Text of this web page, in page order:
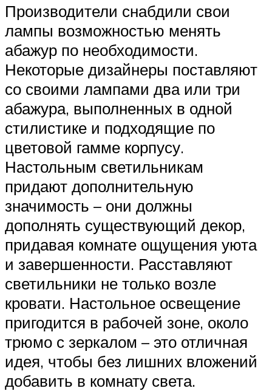
Производители снабдили свои
лампы возможностью менять
абажур по необходимости.
Некоторые дизайнеры поставляют
со своими лампами два или три
абажура, выполненных в одной
стилистике и подходящие по
цветовой гамме корпусу.
Настольным светильникам
придают дополнительную
значимость – они должны
дополнять существующий декор,
придавая комнате ощущения уюта
и завершенности. Расставляют
светильники не только возле
кровати. Настольное освещение
пригодится в рабочей зоне, около
трюмо с зеркалом – это отличная
идея, чтобы без лишних вложений
добавить в комнату света.